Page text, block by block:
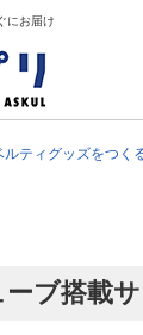
にお届け
ルティグッズをつく
ーブ搭載